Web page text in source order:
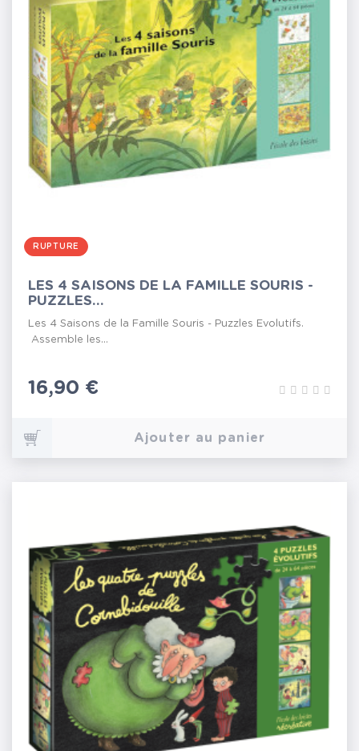
RUPTURE
LES 4 SAISONS DE LA FAMILLE SOURIS -
PUZZLES...
Les 4 Saisons de la Famille Souris - Puzzles Evolutifs.
Assemble les...
Prix
16,90 €
Ajouter au panier